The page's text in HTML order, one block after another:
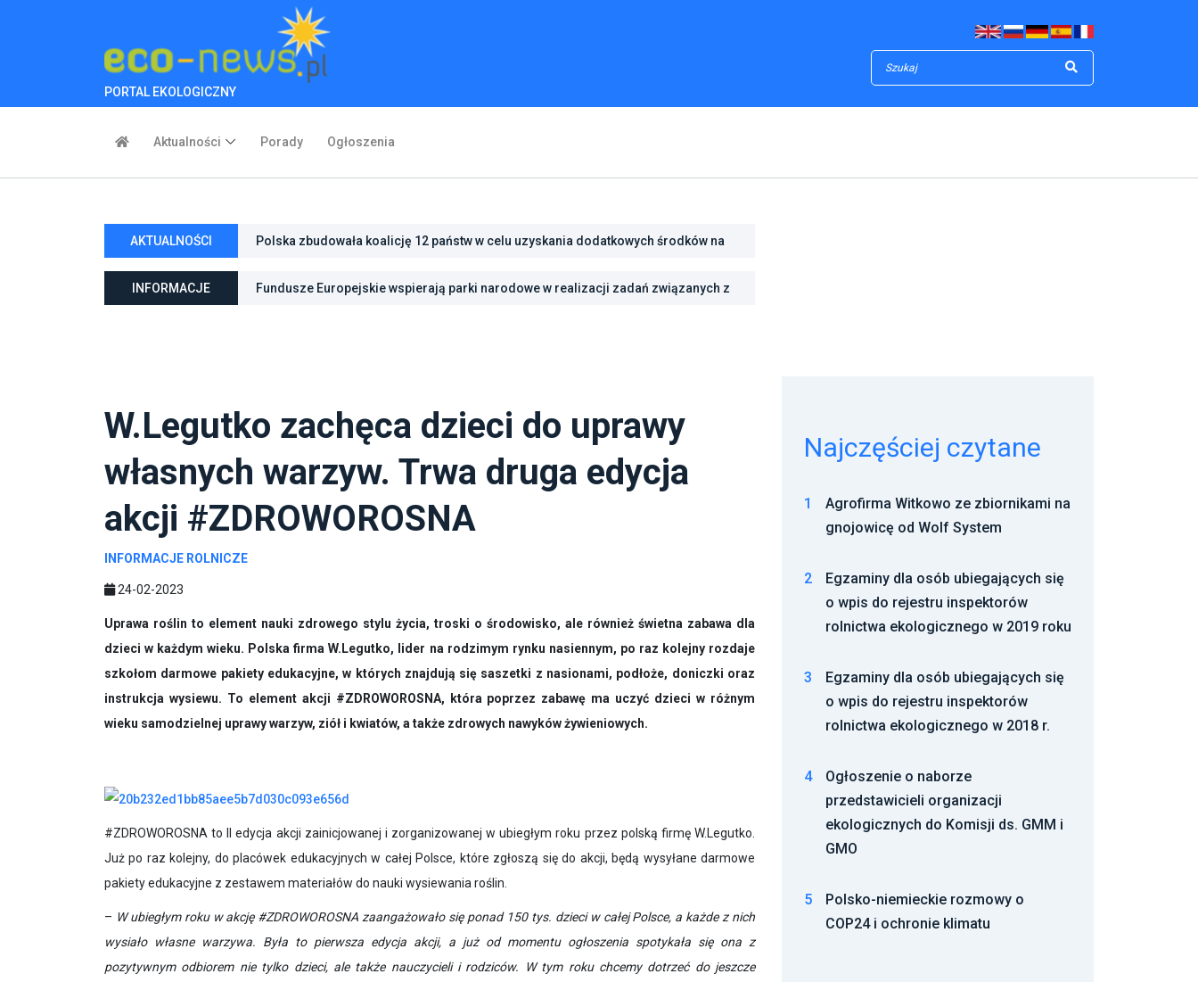
PORTAL EKOLOGICZNY
Aktualności Porady Ogłoszenia
AKTUALNOŚCI Polska zbudowała koalicję 12 państw w celu uzyskania dodatkowych środków na
INFORMACJE
Fundusze Europejskie wspierają parki narodowe w realizacji zadań związanych z
W.Legutko zachęca dzieci do uprawy
własnych warzyw. Trwa druga edycja
akcji #ZDROWOROSNA
INFORMACJE ROLNICZE
24-02-2023
Uprawa roślin to element nauki zdrowego stylu życia, troski o środowisko, ale również świetna zabawa dla
dzieci w każdym wieku. Polska firma W.Legutko, lider na rodzimym rynku nasiennym, po raz kolejny rozdaje
szkołom darmowe pakiety edukacyjne, w których znajdują się saszetki z nasionami, podłoże, doniczki oraz
instrukcja wysiewu. To element akcji #ZDROWOROSNA, która poprzez zabawę ma uczyć dzieci w różnym
wieku samodzielnej uprawy warzyw, ziół i kwiatów, a także zdrowych nawyków żywieniowych.
#ZDROWOROSNA to II edycja akcji zainicjowanej i zorganizowanej w ubiegłym roku przez polską firmę W.Legutko.
Już po raz kolejny, do placówek edukacyjnych w całej Polsce, które zgłoszą się do akcji, będą wysyłane darmowe
pakiety edukacyjne z zestawem materiałów do nauki wysiewania roślin.
– W ubiegłym roku w akcję #ZDROWOROSNA zaangażowało się ponad 150 tys. dzieci w całej Polsce, a każde z nich
wysiało własne warzywa. Była to pierwsza edycja akcji, a już od momentu ogłoszenia spotykała się ona z
pozytywnym odbiorem nie tylko dzieci, ale także nauczycieli i rodziców. W tym roku chcemy dotrzeć do jeszcze
Najczęściej czytane
1
Agrofirma Witkowo ze zbiornikami na
gnojowicę od Wolf System
2
Egzaminy dla osób ubiegających się
o wpis do rejestru inspektorów
rolnictwa ekologicznego w 2019 roku
3
Egzaminy dla osób ubiegających się
o wpis do rejestru inspektorów
rolnictwa ekologicznego w 2018 r.
4
Ogłoszenie o naborze
przedstawicieli organizacji
ekologicznych do Komisji ds. GMM i
GMO
5
Polsko-niemieckie rozmowy o
COP24 i ochronie klimatu